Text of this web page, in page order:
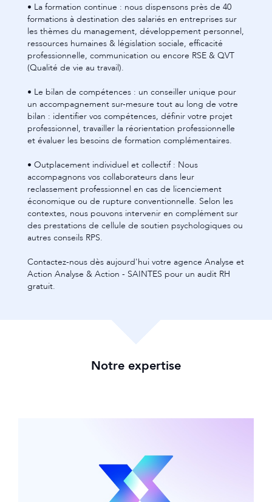
• La formation continue : nous dispensons près de 40
formations à destination des salariés en entreprises sur
les thèmes du management, développement personnel,
ressources humaines & législation sociale, efficacité
professionnelle, communication ou encore RSE & QVT
(Qualité de vie au travail).
• Le bilan de compétences : un conseiller unique pour
un accompagnement sur-mesure tout au long de votre
bilan : identifier vos compétences, définir votre projet
professionnel, travailler la réorientation professionnelle
et évaluer les besoins de formation complémentaires.
• Outplacement individuel et collectif : Nous
accompagnons vos collaborateurs dans leur
reclassement professionnel en cas de licenciement
économique ou de rupture conventionnelle. Selon les
contextes, nous pouvons intervenir en complément sur
des prestations de cellule de soutien psychologiques ou
autres conseils RPS.
Contactez-nous dès aujourd'hui votre agence Analyse et
Action Analyse & Action - SAINTES pour un audit RH
gratuit.
Notre expertise